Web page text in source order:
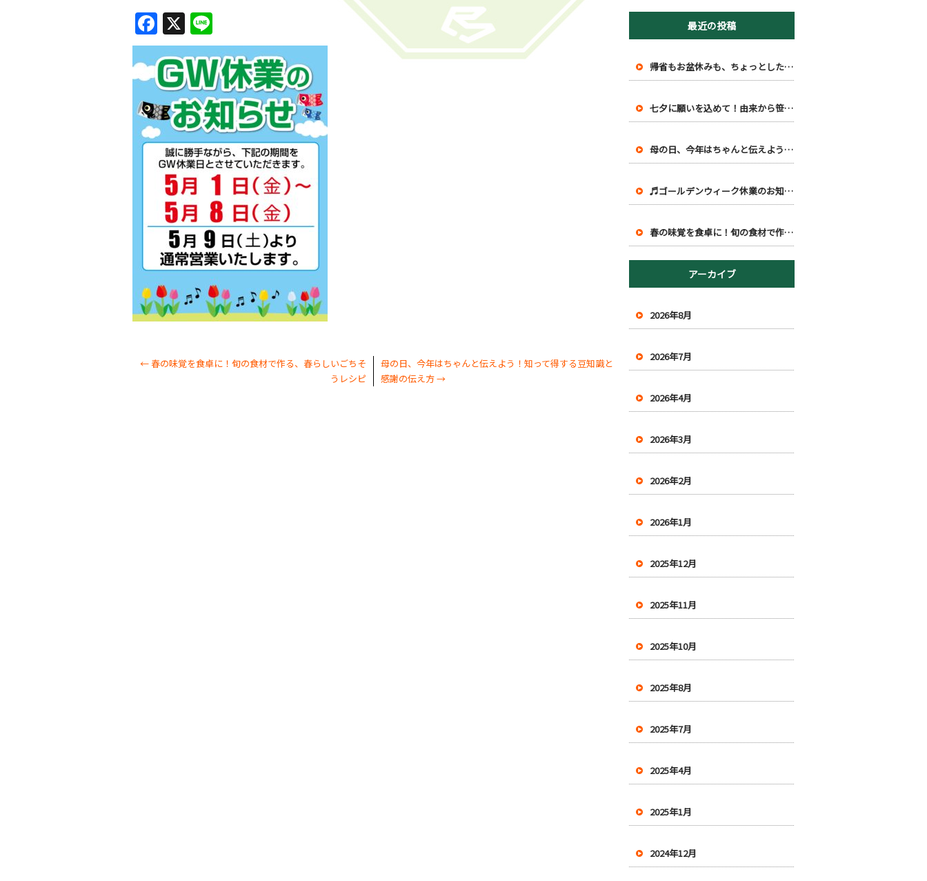
F
a
c
e
b
o
o
k
X
n
e
← 春の味覚を食卓に！旬の食材で作る、春らしいごちそ
うレシピ
母の日、今年はちゃんと伝えよう！知って得する豆知識と
感謝の伝え方→
最近の投稿
帰省もお盆休みも、ちょっとした豆知識で味わい深くなる話
七夕に願いを込めて！由来から笹飾りの豆知識まで
母の日、今年はちゃんと伝えよう！知って得する豆知識と感謝の伝え方
♬ゴールデンウィーク休業のお知らせ♪
春の味覚を食卓に！旬の食材で作る、春らしいごちそうレシピ
アーカイブ
2026年8月
2026年7月
2026年4月
2026年3月
2026年2月
2026年1月
2025年12月
2025年11月
2025年10月
2025年8月
2025年7月
2025年4月
2025年1月
2024年12月